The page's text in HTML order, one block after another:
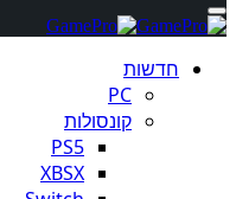
חדשות
PC
קונסולות
PS5
XBSX